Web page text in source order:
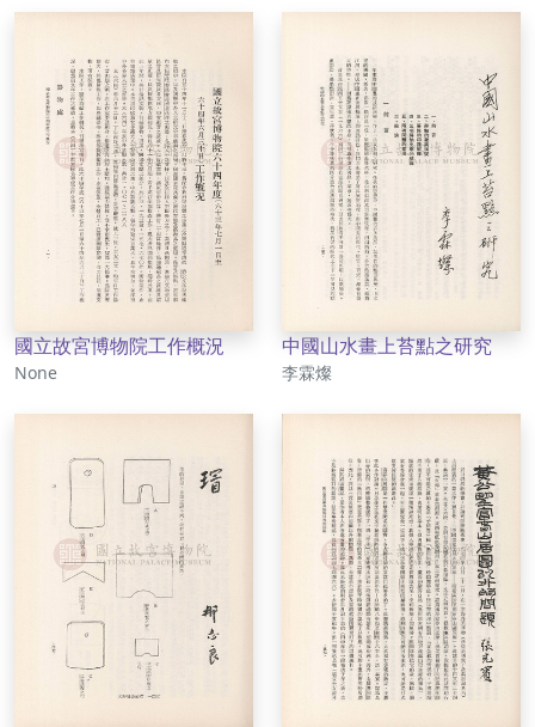
國立故宮博物院工作概況
作者
None
中國山水畫上苔點之研究
作者
李霖燦